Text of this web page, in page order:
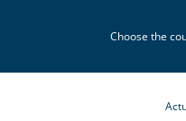
Choose the